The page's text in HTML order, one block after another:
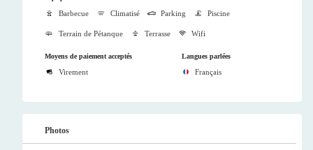
Barbecue Climatisé Parking Piscine
Terrain de Pétanque Terrasse Wifi
Moyens de paiement acceptés
Virement
Langues parlées
Français
Photos